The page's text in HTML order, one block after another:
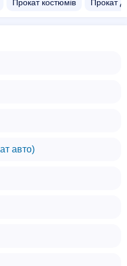
Прокат костюмів Прокат
авто)